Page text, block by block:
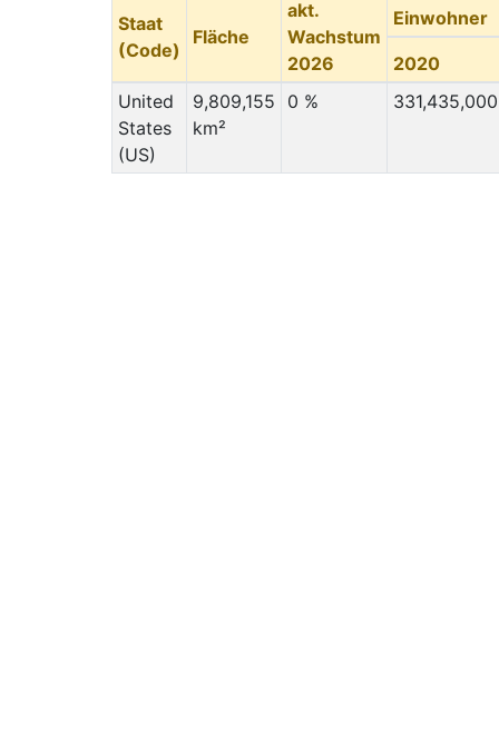
Staat
(Code)
Fläche
akt.
Wachstum
2026
Einwohner
2020
United
States
(US)
9,809,155
km²
0 % 331,435,000